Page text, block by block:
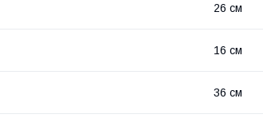
26 см
16 см
36 см